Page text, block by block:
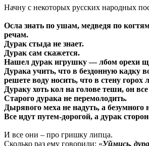
Начну с некоторых русских народных
Осла знать по ушам, медведя по
речам.
Дурак стыда не знает.
Дурак сам скажется.
Нашел дурак игрушку — лбом орехи
Дурака учить, что в бездонную кадку
решете воду носить, что в стену горох
Дураку хоть кол на голове теши, он все
Старого дурака не перемолодить.
Дырявого меха не надуть, а безумного
Все идут путем-дорогой, а дурак
И все они – про гришку липца.
Сколько раз ему говорили: «Уймись,